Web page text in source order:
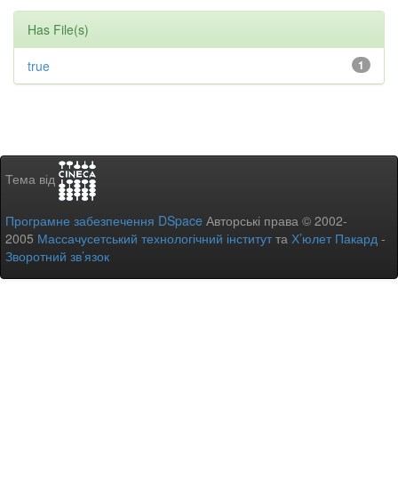
Has File(s)
1
true
Тема від
Програмне забезпечення DSpace Авторські права © 2002-
2005 Массачусетський технологічний інститутта Х’юлет Пакард -
Зворотний зв’язок